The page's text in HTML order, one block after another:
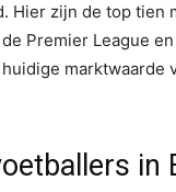
Hier zijn de top tien
Premier League en
marktwaarde
in